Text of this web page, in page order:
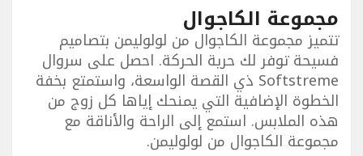
مجموعة الكاجوال
تتميز مجموعة الكاجوال من لولوليمن بتصاميم
فسيحة توفر لك حرية الحركة. احصل على سروال
Softstreme ذي القصة الواسعة، واستمتع بخفة
الخطوة الإضافية التي يمنحك إياها كل زوج من
هذه الملابس. استمع إلى الراحة والأناقة مع
مجموعة الكاجوال من لولوليمن.